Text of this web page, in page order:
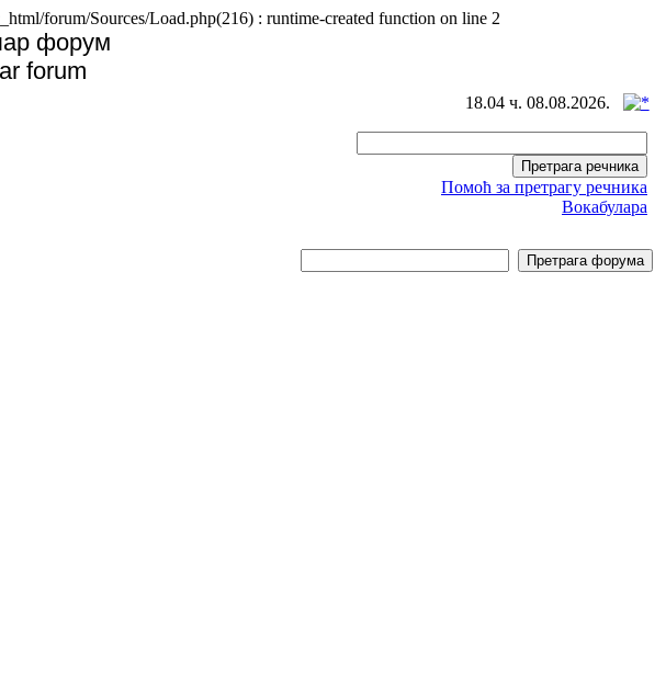
forum/Sources/Load.php(216) : runtime-created function on line 2
форум
forum
18.04 ч. 08.08.2026.
Помоћ за претрагу речника
Вокабулара